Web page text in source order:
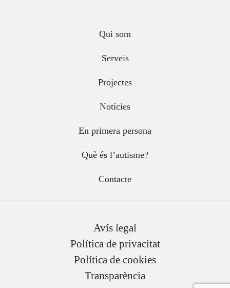
Qui som
Serveis
Projectes
Notícies
En primera persona
Què és l’autisme?
Contacte
Avís legal
Política de privacitat
Política de cookies
Transparència